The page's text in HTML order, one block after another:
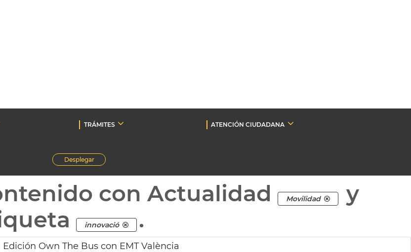
TRÁMITES
ATENCIÓN CIUDADANA
Desplegar
con Actualidad Movilidad
y
innovació .
Edición Own The Bus con EMT València